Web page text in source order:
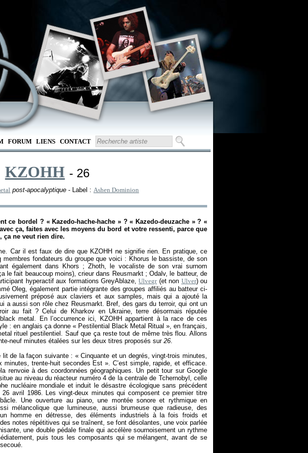
FORUM LIENS CONTACT
KZOHH - 26
post-apocalyptique - Label :Ashen Dominion
ce bordel ? « Kazedo-hache-hache » ? « Kazedo-deuzache » ? «
ça, faites avec les moyens du bord et votre ressenti, parce que
ça ne veut rien dire.
Car il est faux de dire que KZOHH ne signifie rien. En pratique, ce
fondateurs du groupe que voici : Khorus le bassiste, de son
également dans Khors ; Zhoth, le vocaliste de son vrai surnom
le fait beaucoup moins), crieur dans Reusmarkt ; Odalv, le batteur, de
hyperactif aux formations GreyAblaze,Ulvegr(et non Ulver) ou
Oleg, également partie intégrante des groupes affiliés au batteur ci-
préposé aux claviers et aux samples, mais qui a ajouté la
a aussi son rôle chez Reusmarkt. Bref, des gars du terroir, qui ont un
au fait ? Celui de Kharkov en Ukraine, terre désormais réputée
metal. En l’occurrence ici, KZOHH appartient à la race de ces
: en anglais ça donne « Pestilential Black Metal Ritual », en français,
rituel pestilentiel. Sauf que ça reste tout de même très flou. Allons
neuf minutes étalées sur les deux titres proposés sur26.
lit de la façon suivante : «Cinquante et un degrés, vingt-trois minutes,
minutes, trente-huit secondes Est». C’est simple, rapide, et efficace.
renvoie à des coordonnées géographiques. Un petit tour sur Google
au niveau du réacteur numéro 4 de la centrale de Tchernobyl, celle
nucléaire mondiale et induit le désastre écologique sans précédent
avril 1986. Les vingt-deux minutes qui composent ce premier titre
Une ouverture au piano, une montée sonore et rythmique en
mélancolique que lumineuse, aussi brumeuse que radieuse, des
homme en détresse, des éléments industriels à la fois froids et
notes répétitives qui se traînent, se font désolantes, une voix parlée
une double pédale finale qui accélère sournoisement un rythme
puis tous les composants qui se mélangent, avant de se